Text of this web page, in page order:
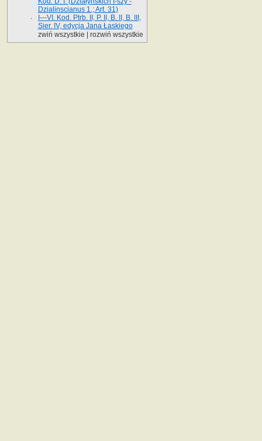
Dzialinscianus 1.; Art. 31)
I—VI. Kod. Ptrb. II, P. II, B. II, B. III,
Sier. IV, edycja Jana Łaskiego
zwiń wszystkie
rozwiń wszystkie